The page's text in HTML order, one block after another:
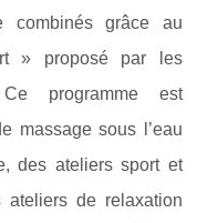
combinés grâce au
» proposé par les
Ce programme est
massage sous l’eau
des ateliers sport et
de relaxation